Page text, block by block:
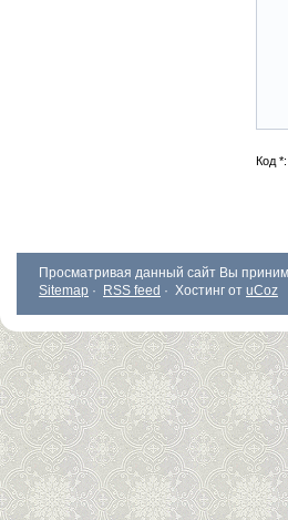
Код *:
Просматривая данный сайт Вы
Sitemap · RSS feed · Хостинг от uCoz